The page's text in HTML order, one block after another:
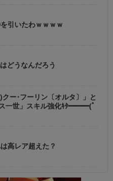
引いたわｗｗｗｗ
どうなんだろう
ー･フーリン〔オルタ〕」と
一世」スキル強化ｷﾀ━━━(ﾟ
高レア超えた？